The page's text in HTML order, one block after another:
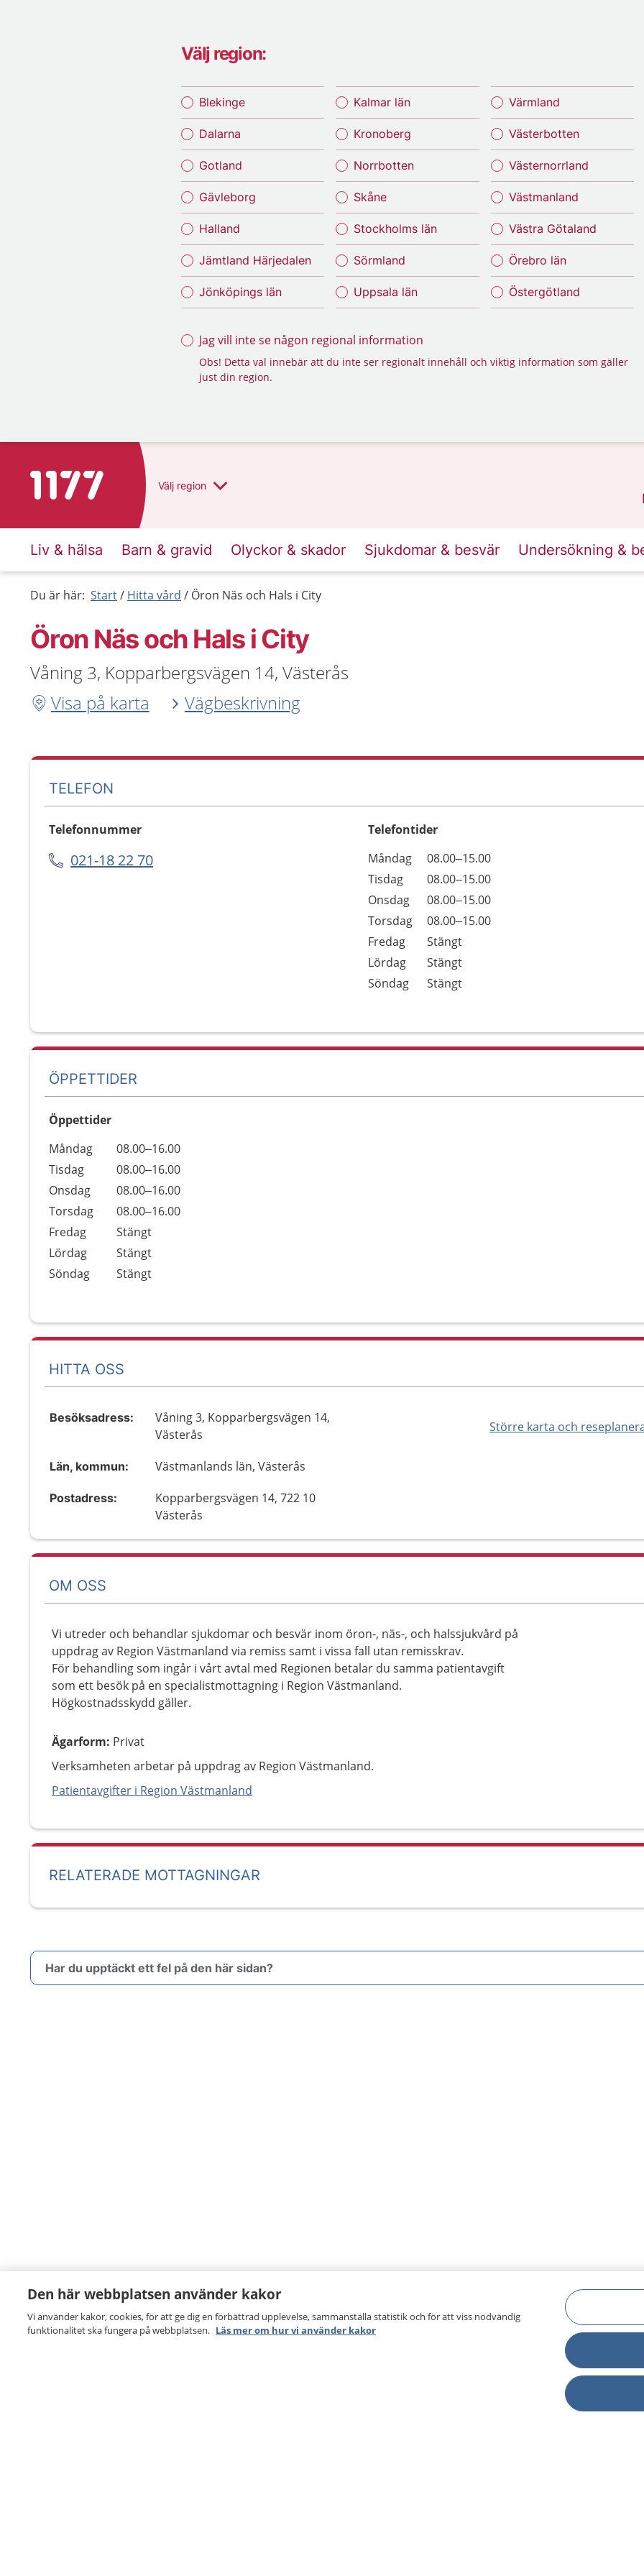
Välj region:
Blekinge
Dalarna
Gotland
Gävleborg
Halland
Jämtland Härjedalen
Jönköpings län
Kalmar län
Kronoberg
Norrbotten
Skåne
Stockholms län
Sörmland
Uppsala län
Värmland
Västerbotten
Västernorrland
Västmanland
Västra Götaland
Örebro län
Östergötland
Jag vill inte se någon regional information
Obs! Detta val innebär att du inte ser regionalt innehåll och viktig information som gäller
just din region.
Till startsidan för 1177 Välj region
Liv & hälsa Barn & gravid Olyckor & skador Sjukdomar & besvär Undersökning &
Du är här: Start Hitta vård Öron Näs och Hals i City
Öron Näs och Hals i City
Våning 3, Kopparbergsvägen 14, Västerås
Visa på karta
Vägbeskrivning
TELEFON
Telefonnummer
021-18 22 70
Telefontider
Dag
Öppettider
Kommentarer
Måndag
08.00–15.00
Tisdag
08.00–15.00
Onsdag
08.00–15.00
Torsdag
08.00–15.00
Fredag
Stängt
Lördag
Stängt
Söndag
Stängt
ÖPPETTIDER
Öppettider
Dag
Öppettider
Kommentarer
Måndag
08.00–16.00
Tisdag
08.00–16.00
Onsdag
08.00–16.00
Torsdag
08.00–16.00
Fredag
Stängt
Lördag
Stängt
Söndag
Stängt
HITTA OSS
Större karta och
Besöksadress:
Våning 3, Kopparbergsvägen 14,
Västerås
Län, kommun: Västmanlands län, Västerås
Postadress:
Kopparbergsvägen 14, 722 10
Västerås
OM OSS
Vi utreder och behandlar sjukdomar och besvär inom öron-, näs-, och halssjukvård på
uppdrag av Region Västmanland via remiss samt i vissa fall utan remisskrav.
För behandling som ingår i vårt avtal med Regionen betalar du samma patientavgift
som ett besök på en specialistmottagning i Region Västmanland.
Högkostnadsskydd gäller.
Ägarform: Privat
Verksamheten arbetar på uppdrag av Region Västmanland.
Patientavgifter i Region Västmanland
RELATERADE MOTTAGNINGAR
Har du upptäckt ett fel på den här sidan?
Den här webbplatsen använder kakor
Vi använder kakor, cookies, för att ge dig en förbättrad upplevelse, sammanställa statistik och för att viss nödvändig
funktionalitet ska fungera på webbplatsen. Läs mer om hur vi använder kakor